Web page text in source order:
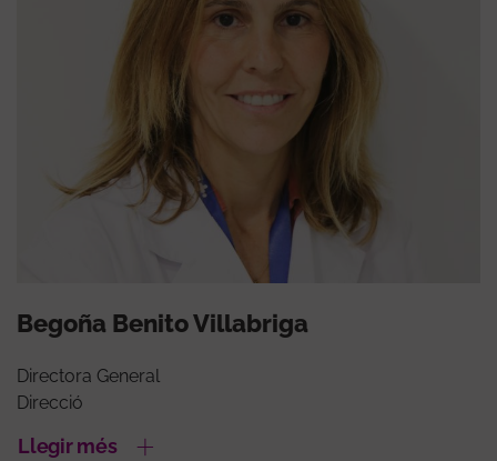
Begoña Benito Villabriga
Directora General
Direcció
Llegir més